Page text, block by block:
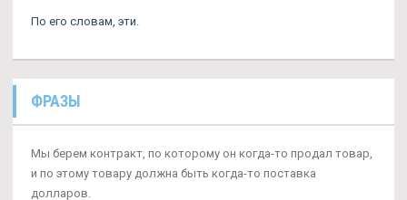
По его словам, эти.
ФРАЗЫ
Мы берем контракт, по которому он когда-то продал товар,
и по этому товару должна быть когда-то поставка
долларов.